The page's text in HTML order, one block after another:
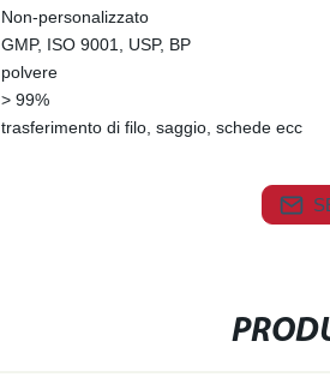
Non-personalizzato
GMP, ISO 9001, USP, BP
polvere
> 99%
trasferimento di filo, saggio, schede ecc